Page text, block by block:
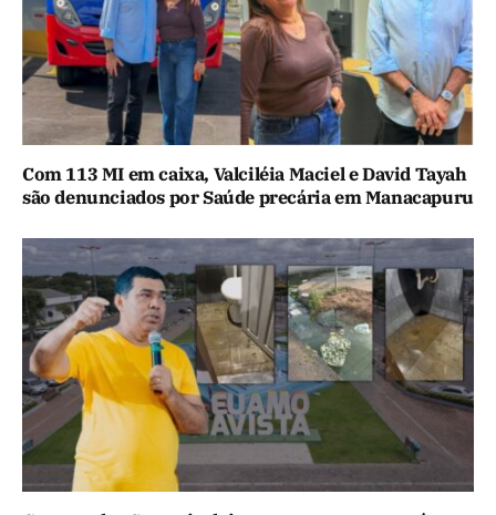
Com 113 MI em caixa, Valciléia Maciel e David Tayah
são denunciados por Saúde precária em Manacapuru